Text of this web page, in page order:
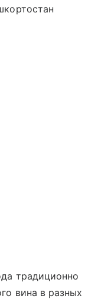
традиционно
вина в разных